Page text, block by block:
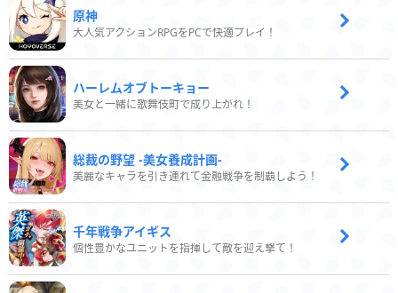
原神
大人気アクションRPGをPCで快適プレイ！
ハーレムオブトーキョー
美女と一緒に歌舞伎町で成り上がれ！
総裁の野望 -美女養成計画-
美麗なキャラを引き連れて金融戦争を制覇しよう！
千年戦争アイギス
個性豊かなユニットを指揮して敵を迎え撃て！